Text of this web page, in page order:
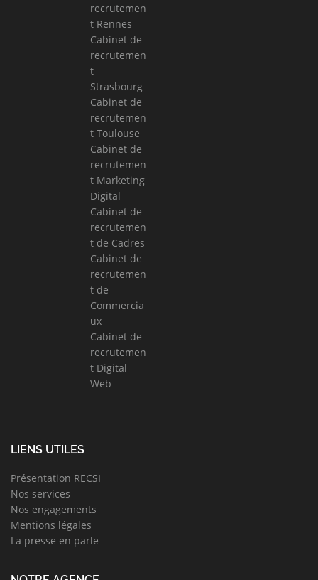
recrutemen
t Rennes
Cabinet de
recrutemen
t
Strasbourg
Cabinet de
recrutemen
t Toulouse
Cabinet de
recrutemen
t Marketing
Digital
Cabinet de
recrutemen
t de Cadres
Cabinet de
recrutemen
t de
Commercia
ux
Cabinet de
recrutemen
t Digital
Web
LIENS UTILES
Présentation RECSI
Nos services
Nos engagements
Mentions légales
La presse en parle